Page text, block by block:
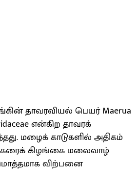
தாவரவியல் பெயர் Maerua
என்கிற தாவரக்
மழைக் காடுகளில் அதிகம்
கிழங்கை மலைவாழ்
விற்பனை